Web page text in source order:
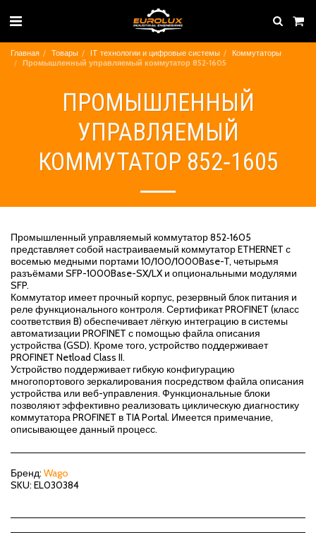
Главная Товары IT технологии и цифровые системы
Коммутаторы
Промышленный управляемый коммутатор 852‐1605
ПРОМЫШЛЕННЫЙ
УПРАВЛЯЕМЫЙ
КОММУТАТОР 852‐1605
Промышленный управляемый коммутатор 852‐1605
представляет собой настраиваемый коммутатор ETHERNET с
восемью медными портами 10/100/1000Base-T, четырьмя
разъёмами SFP-1000Base-SX/LX и опциональными модулями
SFP.
Коммутатор имеет прочный корпус, резервный блок питания и
реле функционального контроля. Сертификат PROFINET (класс
соответствия B) обеспечивает лёгкую интеграцию в системы
автоматизации PROFINET с помощью файла описания
устройства (GSD). Кроме того, устройство поддерживает
PROFINET Netload Class II.
Устройство поддерживает гибкую конфигурацию
многопортового зеркалирования посредством файла описания
устройства или веб-управления. Функциональные блоки
позволяют эффективно реализовать циклическую диагностику
коммутатора PROFINET в TIA Portal. Имеется примечание,
описывающее данный процесс.
Бренд: Wago
SKU: EL030384